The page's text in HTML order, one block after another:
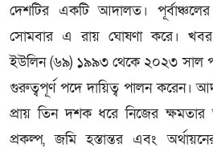
দেশটির একটি আদালত।
সোমবার এ রায় ঘোষণা করে। খবর
ইউলিন (৬৯) ১৯৯৩ থেকে ২০২৩ সাল
গুরুত্বপূর্ণ পদে দায়িত্ব পালন করেন।
প্রায় তিন দশক ধরে নিজের
প্রকল্প, জমি হস্তান্তর এবং